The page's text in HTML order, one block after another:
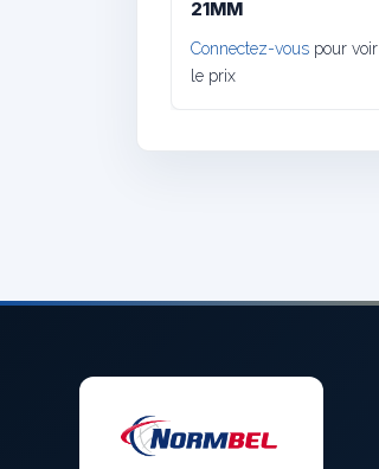
21MM
Connectez-vous pour voir
le prix